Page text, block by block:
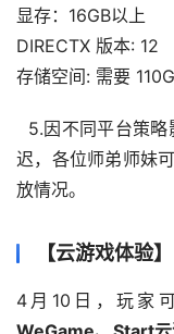
显存：16GB以上
DIRECTX 版本: 12
存储空间: 需要
5.因不同平台策略
迟，各位师弟师妹
放情况。
【云游戏体验】
4月10日，玩家